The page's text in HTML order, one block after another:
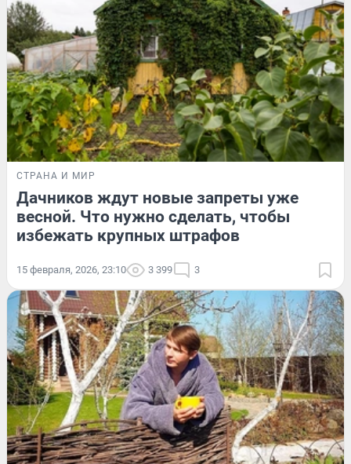
СТРАНА И МИР
Дачников ждут новые запреты уже
весной. Что нужно сделать, чтобы
избежать крупных штрафов
15 февраля, 2026, 23:10 3 399 3